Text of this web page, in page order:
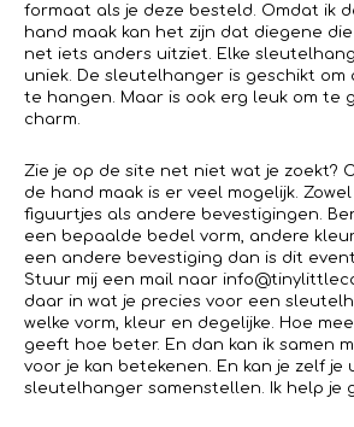
formaat als je deze besteld. Omdat ik
hand maak kan het zijn dat diegene
net iets anders uitziet. Elke
uniek. De sleutelhanger is geschikt om
te hangen. Maar is ook erg leuk om te
charm.
Zie je op de site net niet wat je zoekt?
de hand maak is er veel mogelijk.
figuurtjes als andere bevestigingen.
een bepaalde bedel vorm, andere
een andere bevestiging dan is dit
Stuur mij een mail naar
daar in wat je precies voor een
welke vorm, kleur en degelijke. Hoe
geeft hoe beter. En dan kan ik samen
voor je kan betekenen. En kan je zelf je
sleutelhanger samenstellen. Ik help je